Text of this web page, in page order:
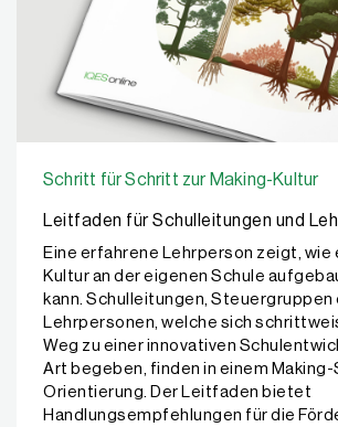
Schritt für Schritt zur Making-Kultur
Leitfaden für Schulleitungen und
Eine erfahrene Lehrperson zeigt, wie
Kultur an der eigenen Schule
kann. Schulleitungen, Steuergruppen
Lehrpersonen, welche sich
Weg zu einer innovativen
Art begeben, finden in einem Making-
Orientierung. Der Leitfaden bietet
Handlungsempfehlungen für die